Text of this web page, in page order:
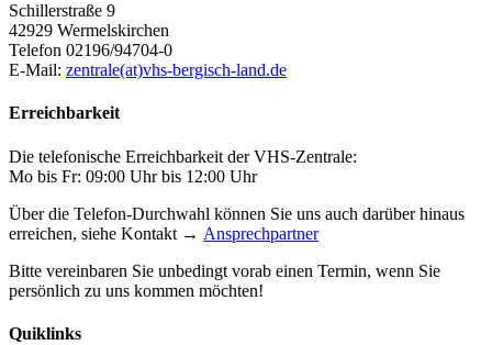
Schillerstraße 9
42929 Wermelskirchen
Telefon 02196/94704-0
E-Mail: zentrale(at)vhs-bergisch-land.de
Erreichbarkeit
Die telefonische Erreichbarkeit der VHS-Zentrale:
Mo bis Fr: 09:00 Uhr bis 12:00 Uhr
Über die Telefon-Durchwahl können Sie uns auch darüber hinaus
erreichen, siehe Kontakt → Ansprechpartner
Bitte vereinbaren Sie unbedingt vorab einen Termin, wenn Sie
persönlich zu uns kommen möchten!
Quiklinks